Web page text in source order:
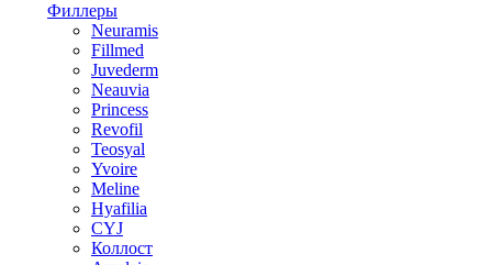
Филлеры
Neuramis
Fillmed
Juvederm
Neauvia
Princess
Revofil
Teosyal
Yvoire
Meline
Hyafilia
CYJ
Коллост